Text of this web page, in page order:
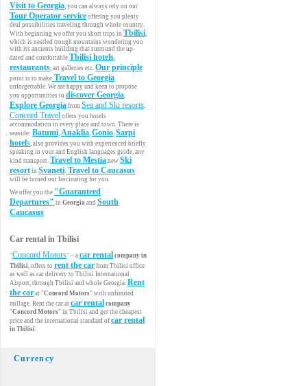
Visit to Georgia, you can always rely on our
Tour Operator service offering you plenty
deal possibilities traveling through whole country.
With beginning we offer you short trips in Tbilisi,
which is nestled trough mountains wondering you
with its ancients building that surround the up-
dated and comfortable Tbilisi hotels,
restaurants, art galleries etc. Our principle
point is to make Travel to Georgia
unforgettable. We are happy and keen to propose
you opportunities to discover Georgia.
Explore Georgia from Sea and Ski resorts.
Concord Travel offers you hotels
accommodation in every place and town. There is
seaside: Batumi, Anaklia, Gonio, Sarpi
hotels, also provides you with experienced briefly
speaking in your and English languages guide, any
kind transport. Travel to Mestia new Ski
resort in Svaneti. Travel to Caucasus
will be turned out fascinating for you.
We offer you the "Guaranteed
Departures" in Georgia and South
Caucasus
Car rental in Tbilisi
"Concord Motors" – a car rental company in
Tbilisi, offers to rent the car from Tbilisi office
as well as car delivery to Tbilisi International
Airport, through Tbilisi and whole Georgia. Rent
the car at "Concord Motors" with unlimited
millage. Rent the car at car rental company
"Concord Motors" in Tbilisi and get the cheapest
price and the international standard of car rental
in Tbilisi.
Currency